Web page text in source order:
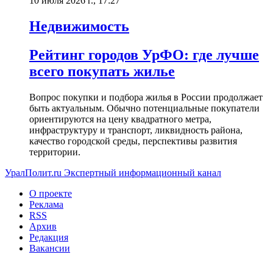
Недвижимость
Рейтинг городов УрФО: где лучше
всего покупать жилье
Вопрос покупки и подбора жилья в России продолжает
быть актуальным. Обычно потенциальные покупатели
ориентируются на цену квадратного метра,
инфраструктуру и транспорт, ликвидность района,
качество городской среды, перспективы развития
территории.
УралПолит.ru Экспертный информационный канал
О проекте
Реклама
RSS
Архив
Редакция
Вакансии